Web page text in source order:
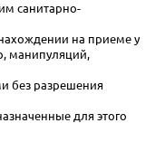
санитарно-
на приеме у
манипуляций,
без разрешения
для этого